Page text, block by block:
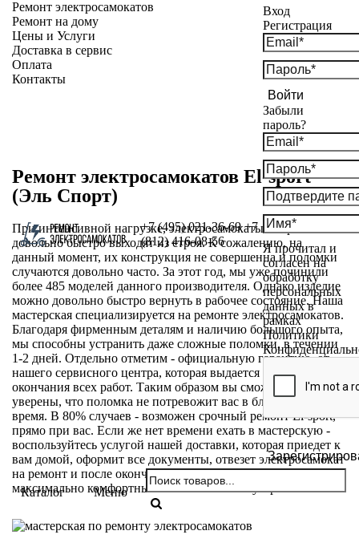
+7 (495) 021-36-69 +7
(812) 416-08-56
Вход
Регистрация
Войти
Забыли
пароль?
Я прочитал и
согласен на
обработку
персональных
данных в
рамках
Политики
Каталог Меню
Ремонт электросамокатов
Ремонт на дому
Цены и Услуги
Доставка в сервис
Оплата
Контакты
Ремонт электросамокатов El-sport
(Эль Спорт)
При интенсивной нагрузке, электросамокаты El-sport
довольно быстро выходят из строя. К сожалению, на
данный момент, их конструкция не совершенна и поломки
случаются довольно часто. За этот год, мы уже починили
более 485 моделей данного производителя. Однако изделие
можно довольно быстро вернуть в рабочее состояние. Наша
мастерская специализируется на ремонте электросамокатов.
Благодаря фирменным деталям и наличию большого опыта,
мы способны устранить даже сложные поломки, в течении
1-2 дней. Отдельно отметим - официальную гарантию, от
нашего сервисного центра, которая выдается после
окончания всех работ. Таким образом вы сможете быть
уверены, что поломка не потревожит вас в ближайшее
время. В 80% случаев - возможен срочный ремонт El-sport,
прямо при вас. Если же нет времени ехать в мастерскую -
воспользуйтесь услугой нашей доставки, которая приедет к
вам домой, оформит все документы, отвезет электросамокат
на ремонт и после окончания, доставит к вам домой. Это
максимально комфортный способ починки устройства.